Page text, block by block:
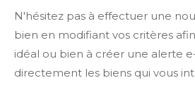
N'hésitez pas à effectuer une
bien en modifiant vos critères
idéal ou bien à créer une alerte
directement les biens qui vous